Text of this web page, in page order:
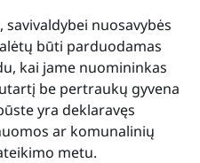
nuosavybės
būti parduodamas
kai jame nuomininkas
be pertraukų gyvena
yra deklaravęs
ar komunalinių
metu.